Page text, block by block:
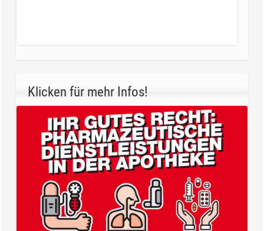
Klicken für mehr Infos!